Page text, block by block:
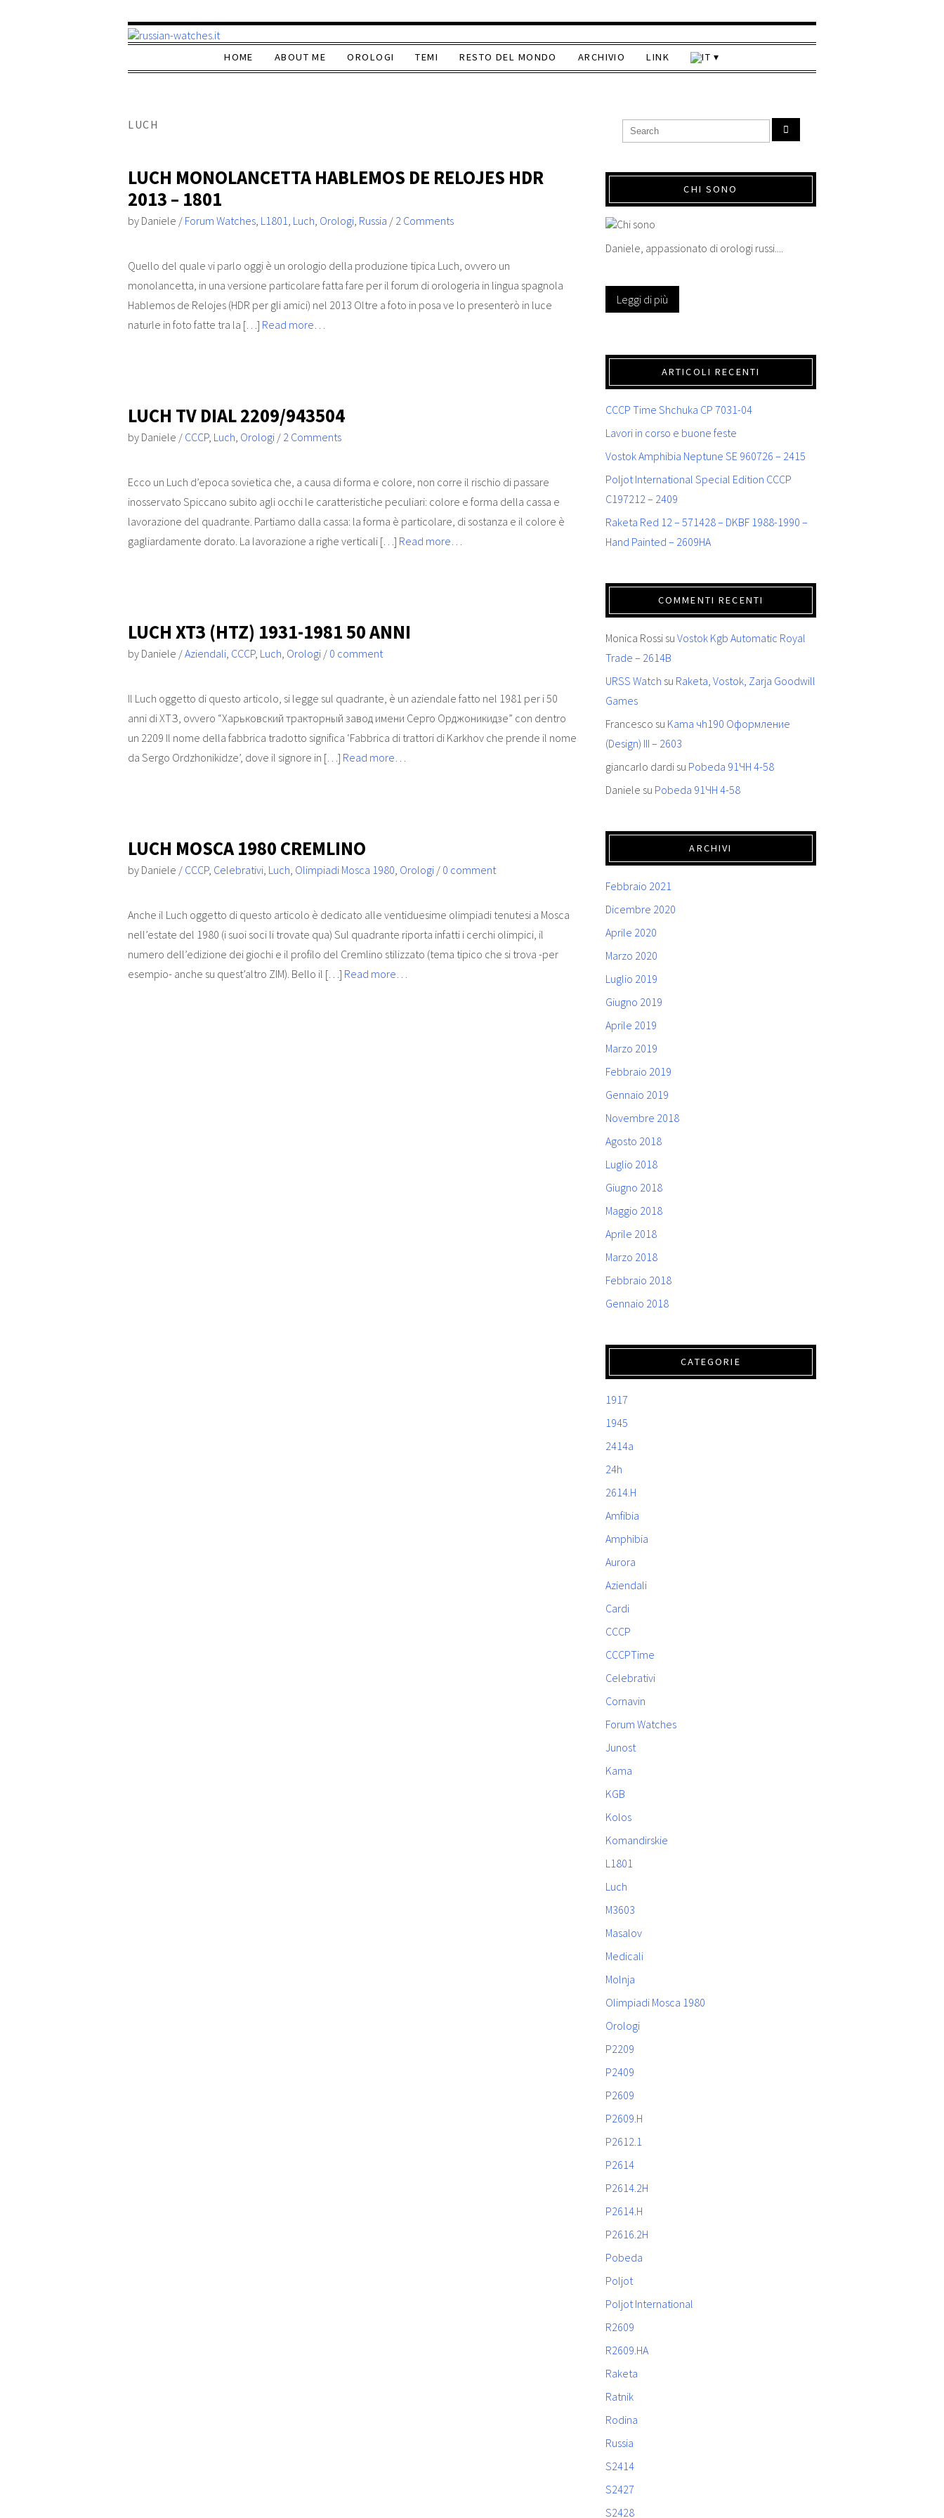
HOME ABOUT ME OROLOGI TEMI RESTO DEL MONDO ARCHIVIO LINK
LUCH
LUCH MONOLANCETTA HABLEMOS DE RELOJES HDR
2013 – 1801
by Daniele / Forum Watches, L1801, Luch, Orologi, Russia / 2 Comments
Quello del quale vi parlo oggi è un orologio della produzione tipica Luch, ovvero un
monolancetta, in una versione particolare fatta fare per il forum di orologeria in lingua spagnola
Hablemos de Relojes (HDR per gli amici) nel 2013 Oltre a foto in posa ve lo presenterò in luce
naturle in foto fatte tra la […] Read more…
LUCH TV DIAL 2209/943504
by Daniele / CCCP, Luch, Orologi / 2 Comments
Ecco un Luch d’epoca sovietica che, a causa di forma e colore, non corre il rischio di passare
inosservato Spiccano subito agli occhi le caratteristiche peculiari: colore e forma della cassa e
lavorazione del quadrante. Partiamo dalla cassa: la forma è particolare, di sostanza e il colore è
gagliardamente dorato. La lavorazione a righe verticali […] Read more…
LUCH ХТЗ (HTZ) 1931-1981 50 ANNI
by Daniele /Aziendali, CCCP, Luch, Orologi / 0 comment
Il Luch oggetto di questo articolo, si legge sul quadrante, è un aziendale fatto nel 1981 per i 50
anni di ХТЗ, ovvero “Харьковский тракторный завод имени Серго Орджоникидзе” con dentro
un 2209 Il nome della fabbrica tradotto significa ‘Fabbrica di trattori di Karkhov che prende il nome
da Sergo Ordzhonikidze’, dove il signore in […] Read more…
LUCH MOSCA 1980 CREMLINO
by Daniele / CCCP, Celebrativi, Luch, Olimpiadi Mosca 1980, Orologi / 0 comment
Anche il Luch oggetto di questo articolo è dedicato alle ventiduesime olimpiadi tenutesi a Mosca
nell’estate del 1980 (i suoi soci li trovate qua) Sul quadrante riporta infatti i cerchi olimpici, il
numero dell’edizione dei giochi e il profilo del Cremlino stilizzato (tema tipico che si trova -per
esempio- anche su quest’altro ZIM). Bello il […] Read more…
CHI SONO
Daniele, appassionato di orologi russi....
Leggi di più
ARTICOLI RECENTI
CCCP Time Shchuka CP 7031-04
Lavori in corso e buone feste
Vostok Amphibia Neptune SE 960726 – 2415
Poljot International Special Edition CCCP
C197212 – 2409
Raketa Red 12 – 571428 – DKBF 1988-1990 –
Hand Painted – 2609HA
COMMENTI RECENTI
Monica Rossi su Vostok Kgb Automatic Royal
Trade – 2614B
URSS Watch su Raketa, Vostok, Zarja Goodwill
Games
Francesco su Kama чh190 Oформление
(Design) III – 2603
giancarlo dardi su Pobeda 91ЧН 4-58
Daniele su Pobeda 91ЧН 4-58
ARCHIVI
Febbraio 2021
Dicembre 2020
Aprile 2020
Marzo 2020
Luglio 2019
Giugno 2019
Aprile 2019
Marzo 2019
Febbraio 2019
Gennaio 2019
Novembre 2018
Agosto 2018
Luglio 2018
Giugno 2018
Maggio 2018
Aprile 2018
Marzo 2018
Febbraio 2018
Gennaio 2018
CATEGORIE
1917
1945
2414a
24h
2614.H
Amfibia
Amphibia
Aurora
Aziendali
Cardi
CCCP
CCCPTime
Celebrativi
Cornavin
Forum Watches
Junost
Kama
KGB
Kolos
Komandirskie
L1801
Luch
M3603
Masalov
Medicali
Molnja
Olimpiadi Mosca 1980
Orologi
P2209
P2409
P2609
P2609.H
P2612.1
P2614
P2614.2H
P2614.H
P2616.2H
Pobeda
Poljot
Poljot International
R2609
R2609.HA
Raketa
Ratnik
Rodina
Russia
S2414
S2427
S2428